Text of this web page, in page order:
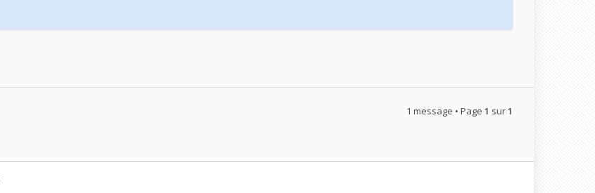
1 message • Page 1 sur1